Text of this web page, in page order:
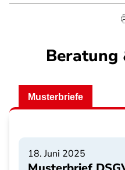
Beratung
Musterbriefe
18. Juni 2025